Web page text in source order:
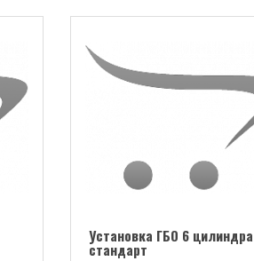
Установка ГБО 6 цилиндра
стандарт